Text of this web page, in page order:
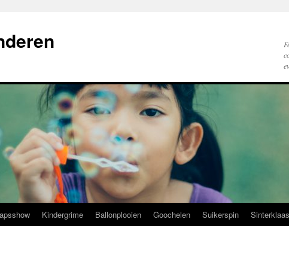
Kindergrime Ballonplooien Goochelen Suikerspin Sinterklaas